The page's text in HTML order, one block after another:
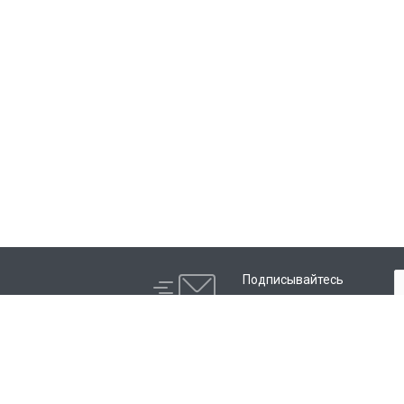
Подписывайтесь
на новости и акции: